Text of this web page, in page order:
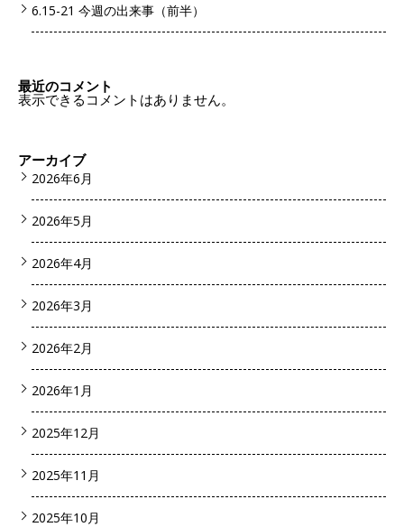
6.15-21 今週の出来事（前半）
最近のコメント
表示できるコメントはありません。
アーカイブ
2026年6月
2026年5月
2026年4月
2026年3月
2026年2月
2026年1月
2025年12月
2025年11月
2025年10月